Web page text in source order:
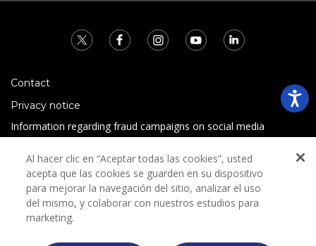
Contact
Privacy notice
Information regarding fraud campaigns on social media
Terms and conditions
Al hacer clic en “Aceptar todas las cookies”, usted
acepta que las cookies se guarden en su dispositivo
para mejorar la navegación del sitio, analizar el uso
del mismo, y colaborar con nuestros estudios para
marketing.